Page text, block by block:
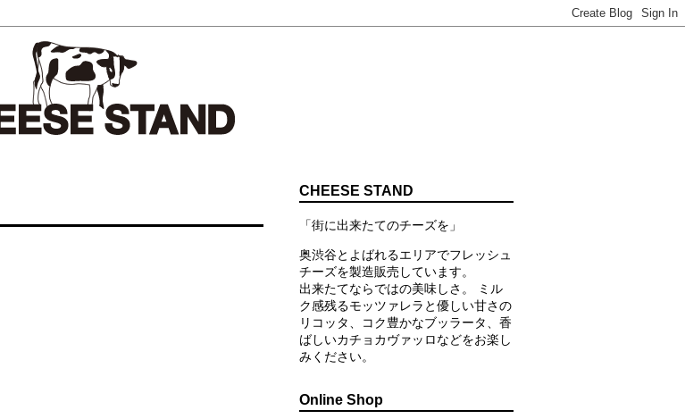
CHEESE STAND
「街に出来たてのチーズを」
奥渋谷とよばれるエリアでフレッシュ
チーズを製造販売しています。
出来たてならではの美味しさ。 ミル
ク感残るモッツァレラと優しい甘さの
リコッタ、コク豊かなブッラータ、香
ばしいカチョカヴァッロなどをお楽し
みください。
Online Shop